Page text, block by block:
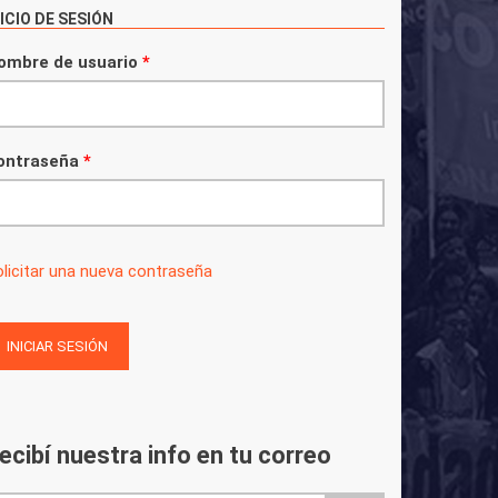
DE SESIÓN
de usuario *
*
una nueva contraseña
nuestra info en tu correo